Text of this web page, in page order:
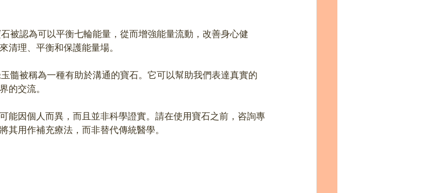
清理、平衡和保護能量場。
的交流。
能因個人而異，而且並非科學證實。請在使用寶石之前，咨詢專
其用作補充療法，而非替代傳統醫學。